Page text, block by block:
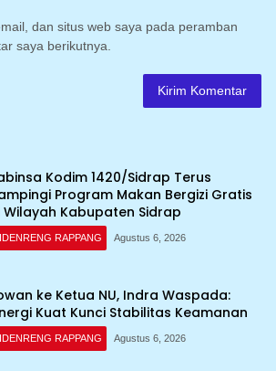
dan situs web saya pada peramban
saya berikutnya.
Kodim 1420/Sidrap Terus
Program Makan Bergizi Gratis
Wilayah Kabupaten Sidrap
RAPPANG Agustus 6, 2026
ke Ketua NU, Indra Waspada:
Kuat Kunci Stabilitas Keamanan
RAPPANG Agustus 6, 2026